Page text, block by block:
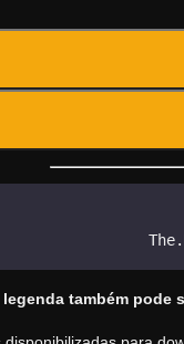
legenda também pode